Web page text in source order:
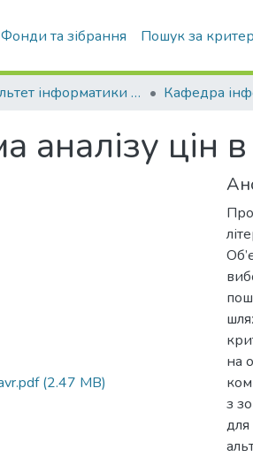
Фонди та зібрання Пошук за
Факультет інформатики та обчислювальної техніки (ФІОТ)
аналізу цін
(2.47 MB)
на
з
для